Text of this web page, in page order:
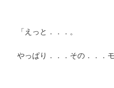
「えっと．．．。
やっぱり．．．その．．．